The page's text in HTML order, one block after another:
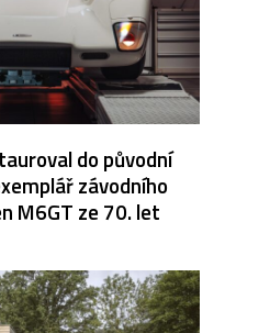
do původní
závodního
M6GT ze 70. let